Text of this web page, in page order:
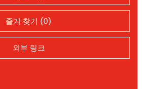
즐겨 찾기 (0)
외부 링크